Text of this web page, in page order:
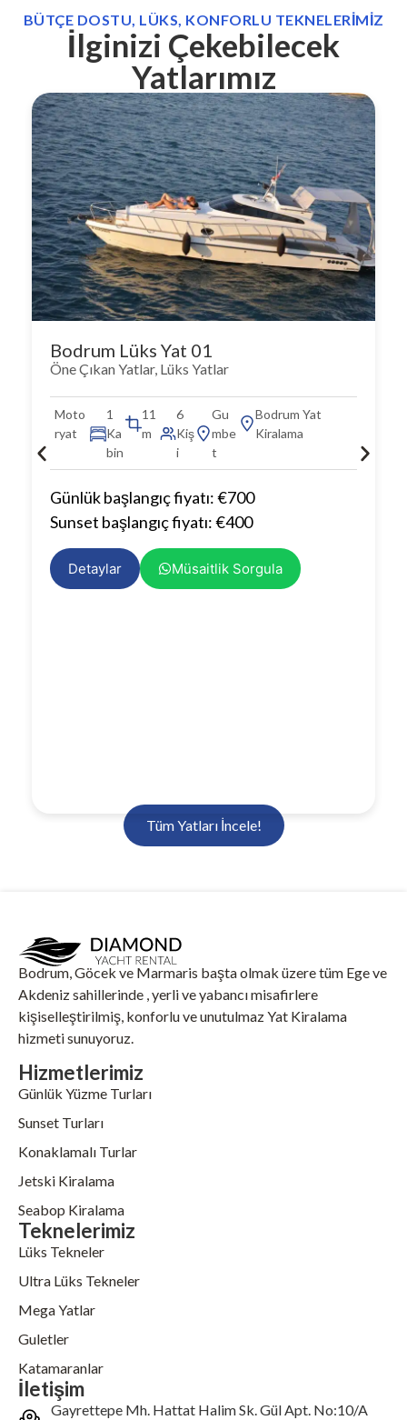
BÜTÇE DOSTU, LÜKS, KONFORLU TEKNELERIMIZ
İlginizi Çekebilecek
Yatlarımız
Bodrum Lüks Yat 01
Öne Çıkan Yatlar, Lüks Yatlar
Moto
ryat
1
Ka
bin
11
m
6
Kiş
i
Gu
mbe
t
Bodrum Yat
Kiralama
Günlük başlangıç fiyatı: €700
Sunset başlangıç fiyatı: €400
Detaylar Müsaitlik Sorgula
Tüm Yatları İncele!
Bodrum, Göcek ve Marmaris başta olmak üzere tüm Ege ve
Akdeniz sahillerinde , yerli ve yabancı misafirlere
kişiselleştirilmiş, konforlu ve unutulmaz Yat Kiralama
hizmeti sunuyoruz.
Hizmetlerimiz
Günlük Yüzme Turları
Sunset Turları
Konaklamalı Turlar
Jetski Kiralama
Seabop Kiralama
Teknelerimiz
Lüks Tekneler
Ultra Lüks Tekneler
Mega Yatlar
Guletler
Katamaranlar
İletişim
Gayrettepe Mh. Hattat Halim Sk. Gül Apt. No:10/A